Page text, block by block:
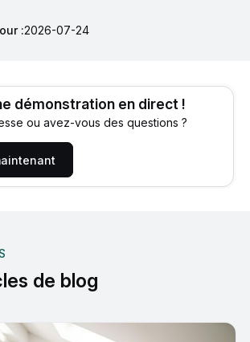
:2026-07-24
démonstration en direct !
ou avez-vous des questions ?
de blog